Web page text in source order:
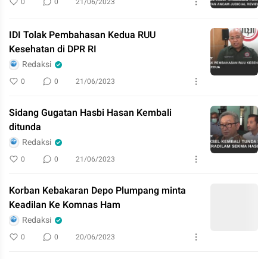
IDI Tolak Pembahasan Kedua RUU
Kesehatan di DPR RI
Redaksi
0 0 21/06/2023
Sidang Gugatan Hasbi Hasan Kembali
ditunda
Redaksi
0 0 21/06/2023
Korban Kebakaran Depo Plumpang minta
Keadilan Ke Komnas Ham
Redaksi
0 0 20/06/2023